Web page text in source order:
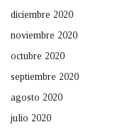
diciembre 2020
noviembre 2020
octubre 2020
septiembre 2020
agosto 2020
julio 2020